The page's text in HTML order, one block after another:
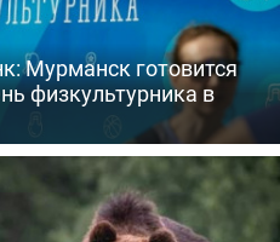
Мурманск готовится
физкультурника в